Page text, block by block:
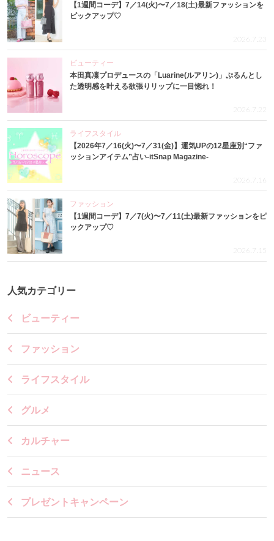
【1週間コーデ】7／14(火)〜7／18(土)最新ファッションを
ピックアップ♡
2026.7.23
ビューティー
本田真凜プロデュースの「Luarine(ルアリン)」ぷるんとし
た透明感を叶える欲張りリップに一目惚れ！
2026.7.22
ライフスタイル
【2026年7／16(火)〜7／31(金)】運気UPの12星座別“ファ
ッションアイテム”占い-itSnap Magazine-
2026.7.16
ファッション
【1週間コーデ】7／7(火)〜7／11(土)最新ファッションをピ
ックアップ♡
2026.7.15
人気カテゴリー
ビューティー
ファッション
ライフスタイル
グルメ
カルチャー
ニュース
プレゼントキャンペーン